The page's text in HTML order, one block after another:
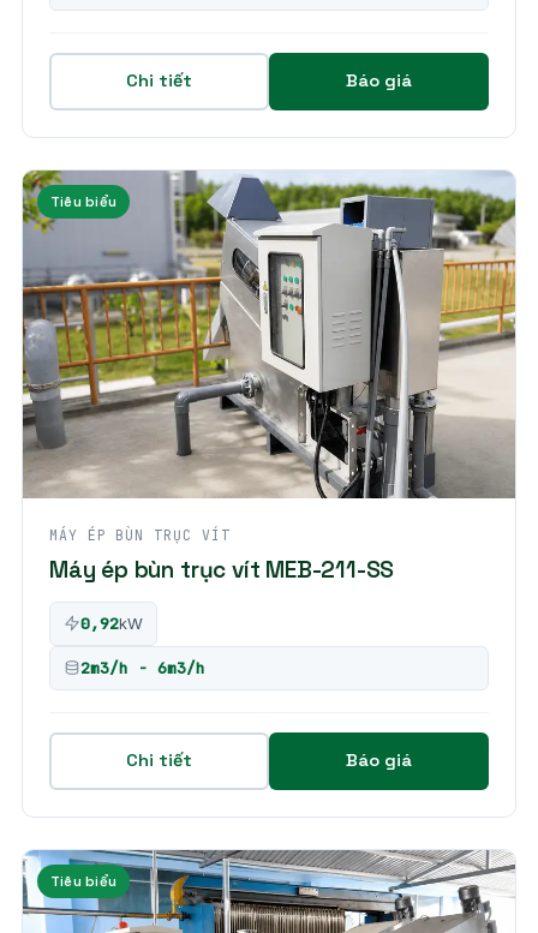
Chi tiết Báo giá
Tiêu biểu
MÁY ÉP BÙN TRỤC VÍT
Máy ép bùn trục vít MEB-211-SS
0,92kW
2m3/h - 6m3/h
Chi tiết Báo giá
Tiêu biểu